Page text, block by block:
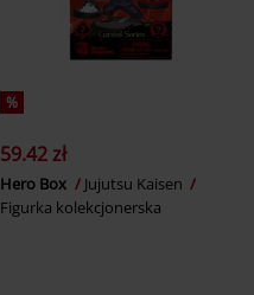
%
59.42 zł
Hero Box
Jujutsu Kaisen
Figurka kolekcjonerska